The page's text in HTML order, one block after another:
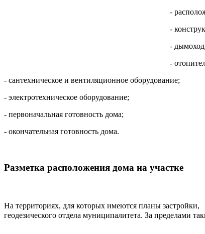
-
-
-
-
- сантехническое и вентиляционное оборудование;
- электротехническое оборудование;
- первоначальная готовность дома;
- окончательная готовность дома.
Разметка расположения дома на участке
На территориях, для которых имеются планы
геодезического отдела муниципалитета. За пределами